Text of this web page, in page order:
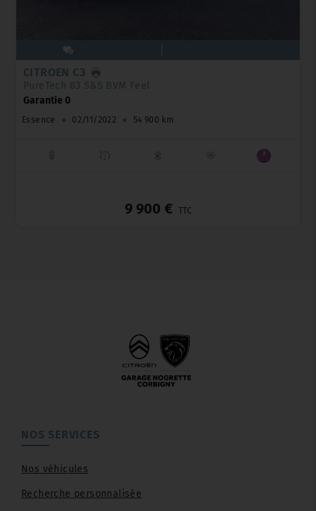
CITROËN C3
PureTech 83 S&S BVM Feel
Garantie 0
Essence ● 02/11/2022 ● 54 900 km
9 900 € TTC
NOS SERVICES
Nos véhicules
Recherche personnalisée